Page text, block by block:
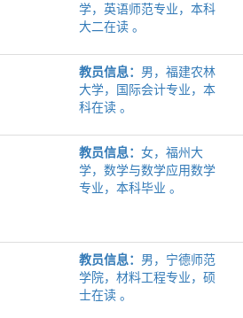
学，英语师范专业，本科
大二在读 。
教员信息： 男，福建农林
大学，国际会计专业，本
科在读 。
教员信息：女，福州大
学，数学与数学应用数学
专业，本科毕业 。
教员信息： 男，宁德师范
学院，材料工程专业，硕
士在读 。